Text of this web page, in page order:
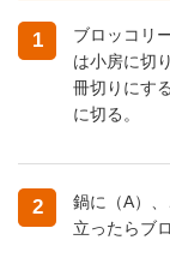
1
ブロッコリ
は小房に切
冊切りにす
に切る。
2
鍋に（A）
立ったらブ